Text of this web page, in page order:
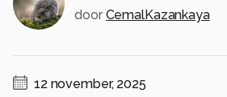
door CemalKazankaya
12 november, 2025